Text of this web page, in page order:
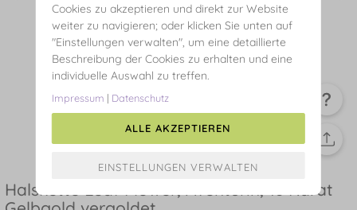
Halskette Leaf Flower, Aventurin, 18 Karat
Cookies zu akzeptieren und direkt zur Website
weiter zu navigieren; oder klicken Sie unten auf
"Einstellungen verwalten", um eine detaillierte
Beschreibung der Cookies zu erhalten und eine
individuelle Auswahl zu treffen.
Impressum | Datenschutz
ALLE AKZEPTIEREN